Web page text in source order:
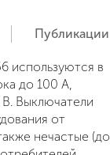
Публикации
используются в
до 100 А,
Выключатели
от
нечастые (до